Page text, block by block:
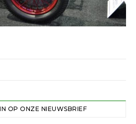
OP ONZE NIEUWSBRIEF